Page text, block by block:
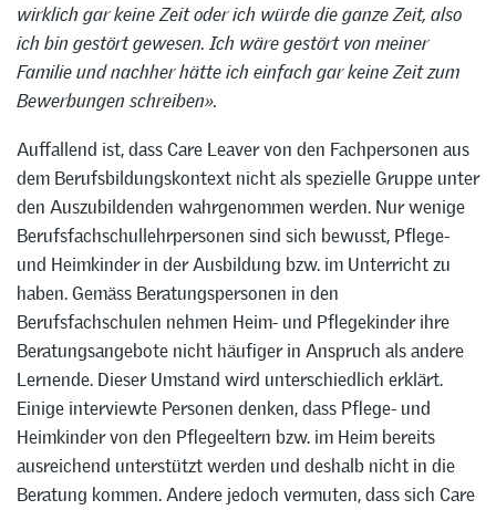
wirklich gar keine Zeit oder ich würde die ganze Zeit, also
ich bin gestört gewesen. Ich wäre gestört von meiner
Familie und nachher hätte ich einfach gar keine Zeit zum
Bewerbungen schreiben».
Auffallend ist, dass Care Leaver von den Fachpersonen aus
dem Berufsbildungskontext nicht als spezielle Gruppe unter
den Auszubildenden wahrgenommen werden. Nur wenige
Berufsfachschullehrpersonen sind sich bewusst, Pflege-
und Heimkinder in der Ausbildung bzw. im Unterricht zu
haben. Gemäss Beratungspersonen in den
Berufsfachschulen nehmen Heim- und Pflegekinder ihre
Beratungsangebote nicht häufiger in Anspruch als andere
Lernende. Dieser Umstand wird unterschiedlich erklärt.
Einige interviewte Personen denken, dass Pflege- und
Heimkinder von den Pflegeeltern bzw. im Heim bereits
ausreichend unterstützt werden und deshalb nicht in die
Beratung kommen. Andere jedoch vermuten, dass sich Care